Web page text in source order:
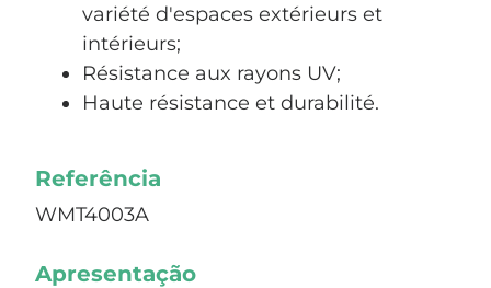
variété d'espaces extérieurs et
intérieurs;
Résistance aux rayons UV;
Haute résistance et durabilité.
Referência
WMT4003A
Apresentação